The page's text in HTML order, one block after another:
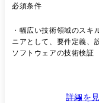
コンサルティングの知見
手法に挑み、変化をチ
て誠実に向き合い、信頼
価値を最大化する 成長-
貫してカバーすることで
ンサルティング事業部と
指します。 コンサルマ
必須条件
・幅広い技術領域のスキ
ニアとして、要件定義、
ソフトウェアの技術検証
詳細を